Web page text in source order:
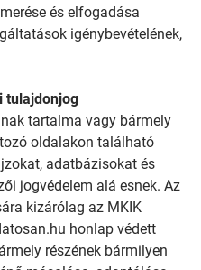
és elfogadása
igénybevételének,
tulajdonjog
tartalma vagy bármely
oldalakon található
adatbázisokat és
jogvédelem alá esnek. Az
kizárólag az MKIK
honlap védett
részének bármilyen